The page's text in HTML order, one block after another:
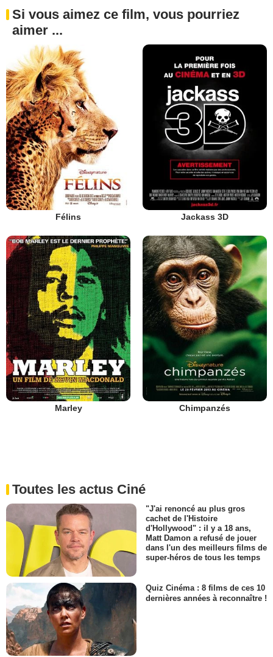
Si vous aimez ce film, vous pourriez
aimer ...
Félins Jackass 3D
Marley Chimpanzés
Toutes les actus Ciné
"J'ai renoncé au plus gros
cachet de l'Histoire
d'Hollywood" : il y a 18 ans,
Matt Damon a refusé de jouer
dans l'un des meilleurs films de
super-héros de tous les temps
Quiz Cinéma : 8 films de ces 10
dernières années à reconnaître !